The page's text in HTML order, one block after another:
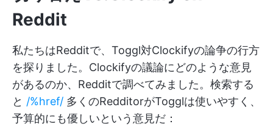
Reddit
私たちはRedditで、Toggl対Clockifyの論争の行方
を探りました。Clockifyの議論にどのような意見
があるのか、Redditで調べてみました。検索する
と /%href/ 多くのRedditorがTogglは使いやすく、
予算的にも優しいという意見だ：